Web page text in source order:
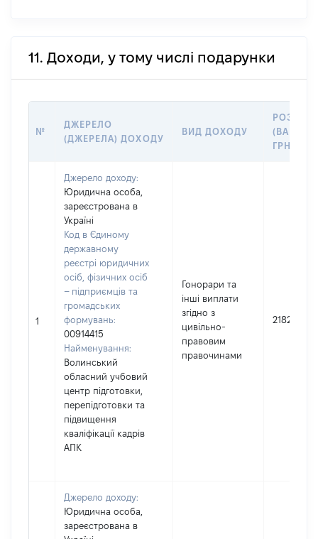
11. Доходи, у тому числі подарунки
№
ДЖЕРЕЛО
(ДЖЕРЕЛА) ДОХОДУ
ВИД ДОХОДУ
РОЗМІР
ГРН
1
Джерело доходу:
Юридична особа,
зареєстрована в
Україні
Код в Єдиному
державному
реєстрі юридичних
осіб, фізичних осіб
– підприємців та
громадських
формувань:
00914415
Найменування:
Волинський
обласний учбовий
центр підготовки,
перепідготовки та
підвищення
кваліфікації кадрів
АПК
Гонорари та
інші виплати
згідно з
цивільно-
правовим
правочинами
21824
Джерело доходу:
Юридична особа,
зареєстрована в